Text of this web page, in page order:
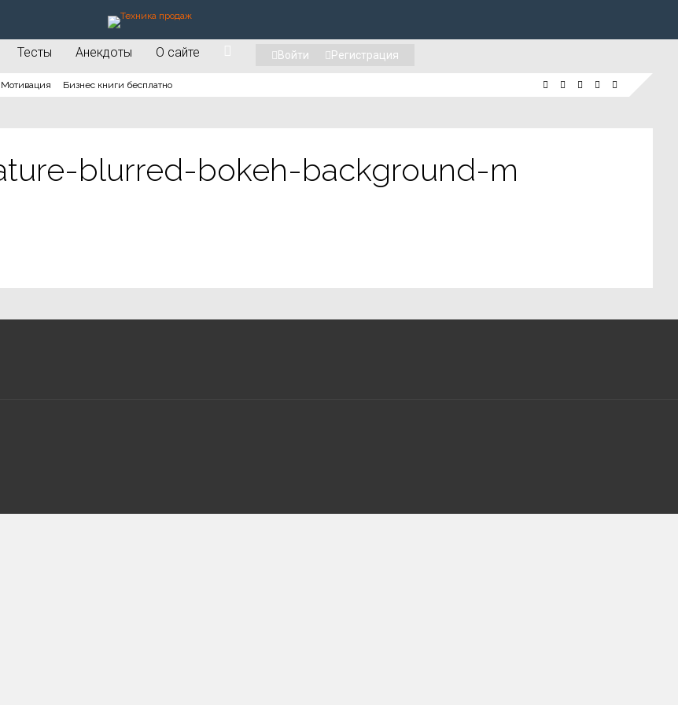
Тесты Анекдоты О сайте Войти Регистрация
Мотивация Бизнес книги бесплатно
blurred-bokeh-background-m